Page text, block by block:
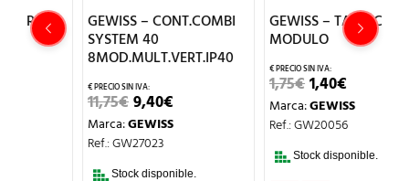
GEWISS – CONT.COMBI
SYSTEM 40
8MOD.MULT.VERT.IP40
EL
PRECIO
ORIGINAL
ERA:
9,40€EL
PRECIO
ACTUAL
ES:
GEWISS
Ref.: GW27023
Stock disponible.
GEWISS – TAPA CIEGA 1
MODULO
EL
PRECIO
ORIGINAL
ERA:
1,40€EL
PRECIO
ACTUAL
ES:
GEWISS
Ref.: GW20056
Stock disponible.